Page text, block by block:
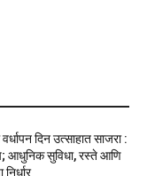
दिन उत्साहात साजरा :
आधुनिक सुविधा, रस्ते आणि